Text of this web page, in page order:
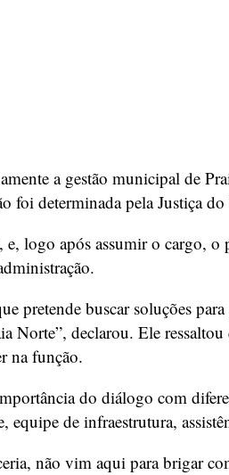
a gestão municipal de
determinada pela Justiça
logo após assumir o cargo,
pretende buscar soluções
Norte”, declarou. Ele
na função.
do diálogo com
equipe de infraestrutura,
não vim aqui para brigar